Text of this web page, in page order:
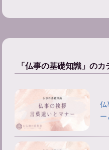
「仏事の基礎知識」の
仏